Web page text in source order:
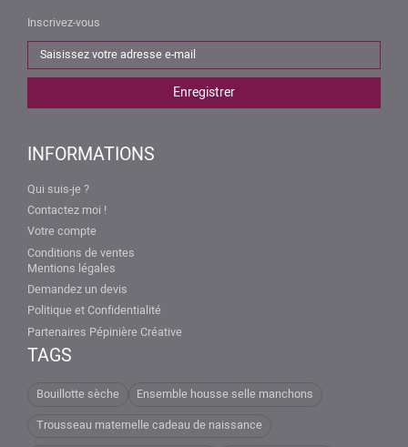
Inscrivez-vous
INFORMATIONS
Qui suis-je ?
Contactez moi !
Votre compte
Conditions de ventes
Mentions légales
Demandez un devis
Politique et Confidentialité
Partenaires Pépinière Créative
TAGS
Bouillotte sèche
Ensemble housse selle manchons
Trousseau maternelle cadeau de naissance